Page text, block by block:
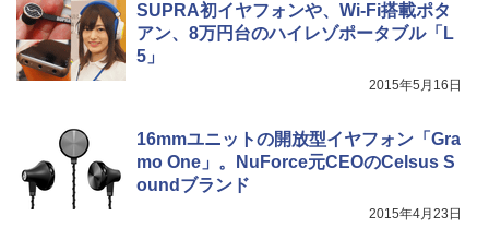
SUPRA初イヤフォンや、Wi-Fi搭載ポタ
アン、8万円台のハイレゾポータブル「L
5」
2015年5月16日
16mmユニットの開放型イヤフォン「Gra
mo One」。NuForce元CEOのCelsus S
oundブランド
2015年4月23日